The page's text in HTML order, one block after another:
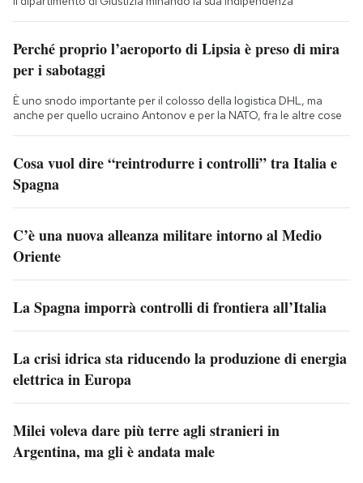
Perché proprio l’aeroporto di Lipsia è preso di mira
per i sabotaggi
È uno snodo importante per il colosso della logistica DHL, ma
anche per quello ucraino Antonov e per la NATO, fra le altre cose
Cosa vuol dire “reintrodurre i controlli” tra Italia e
Spagna
C’è una nuova alleanza militare intorno al Medio
Oriente
La Spagna imporrà controlli di frontiera all’Italia
La crisi idrica sta riducendo la produzione di energia
elettrica in Europa
Milei voleva dare più terre agli stranieri in
Argentina, ma gli è andata male